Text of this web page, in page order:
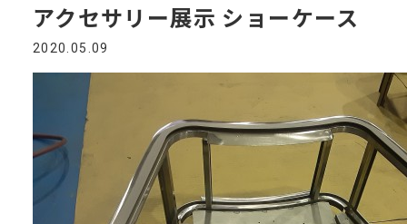
アクセサリー展示 ショーケース
2020.05.09